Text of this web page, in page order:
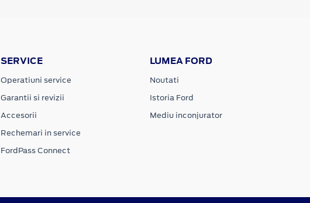
SERVICE
Operatiuni service
Garantii si revizii
Accesorii
Rechemari in service
FordPass Connect
LUMEA FORD
Noutati
Istoria Ford
Mediu inconjurator